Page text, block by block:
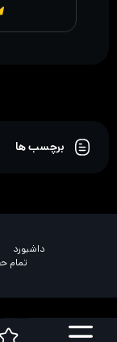
برچسب ها
داشبورد
تمام